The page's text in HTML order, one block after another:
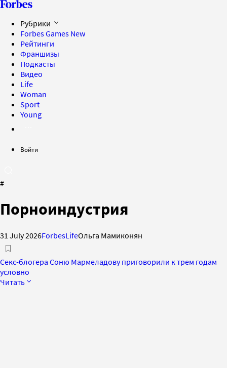
Рубрики
Forbes Games New
Рейтинги
Франшизы
Подкасты
Видео
Life
Woman
Sport
Young
Войти
#
Порноиндустрия
31 July 2026ForbesLifeОльга Мамиконян
Секс-блогера Соню Мармеладову приговорили к трем годам
условно
Читать